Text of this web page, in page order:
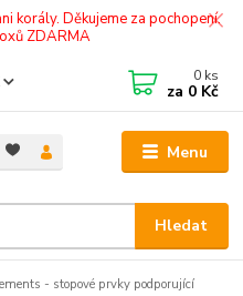
korály. Děkujeme za pochopení.
ZDARMA
Menu
Hledat
0 ks
za 0 Kč
- stopové prvky podporující